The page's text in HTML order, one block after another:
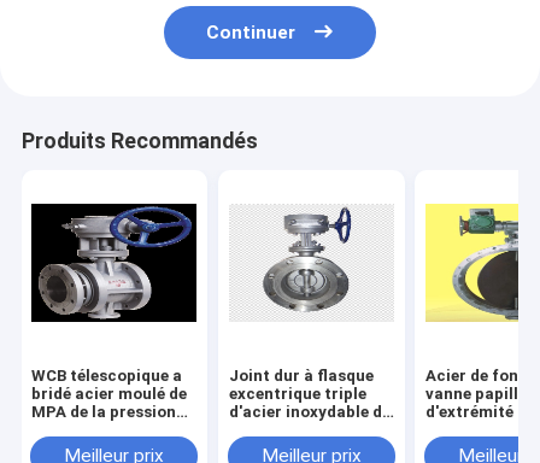
Continuer
Produits Recommandés
WCB télescopique a
bridé acier moulé de
MPA de la pression
papillonMeilleur prix
Joint dur à flasque
excentrique triple
d'acier inoxydable de
Meilleur prix
Acier de fonte
vanne papillon
d'extrémité de
graphites
Meilleur